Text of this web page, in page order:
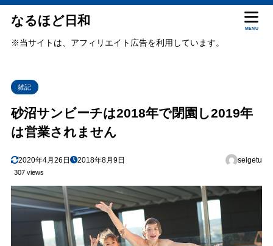
なるほど日和
MENU
※当サイトは、アフィリエイト広告を利用しています。
雑記
砂沼サンビーチは2018年で閉園し2019年
は営業されません
2020年4月26日 2018年8月9日 seigetu
307 views